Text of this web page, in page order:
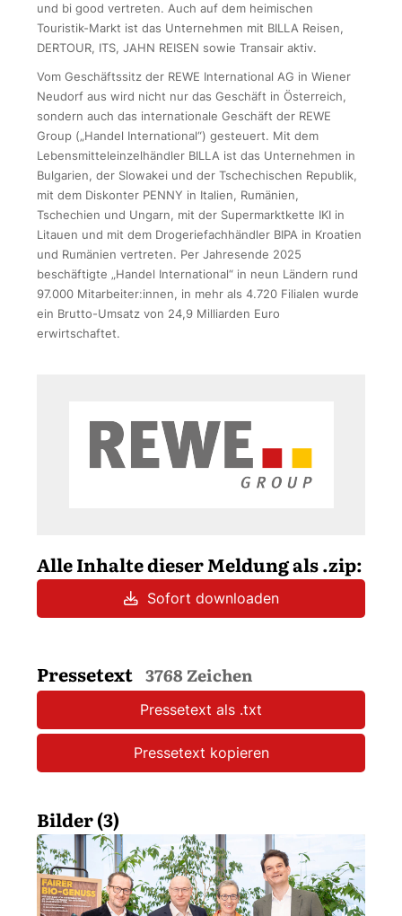
und bi good vertreten. Auch auf dem heimischen
Touristik-Markt ist das Unternehmen mit BILLA Reisen,
DERTOUR, ITS, JAHN REISEN sowie Transair aktiv.
Vom Geschäftssitz der REWE International AG in Wiener
Neudorf aus wird nicht nur das Geschäft in Österreich,
sondern auch das internationale Geschäft der REWE
Group („Handel International“) gesteuert. Mit dem
Lebensmitteleinzelhändler BILLA ist das Unternehmen in
Bulgarien, der Slowakei und der Tschechischen Republik,
mit dem Diskonter PENNY in Italien, Rumänien,
Tschechien und Ungarn, mit der Supermarktkette IKI in
Litauen und mit dem Drogeriefachhändler BIPA in Kroatien
und Rumänien vertreten. Per Jahresende 2025
beschäftigte „Handel International“ in neun Ländern rund
97.000 Mitarbeiter:innen, in mehr als 4.720 Filialen wurde
ein Brutto-Umsatz von 24,9 Milliarden Euro
erwirtschaftet.
Alle Inhalte dieser Meldung als .zip:
Sofort downloaden
Pressetext 3768 Zeichen
Pressetext als .txt
Pressetext kopieren
Bilder (3)